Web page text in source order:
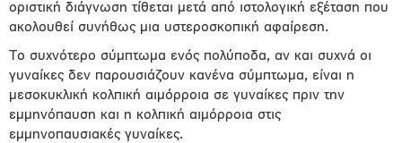
οριστική διάγνωση τίθεται μετά από ιστολογική εξέταση που
ακολουθεί συνήθως μια υστεροσκοπική αφαίρεση.
Το συχνότερο σύμπτωμα ενός πολύποδα, αν και συχνά οι
γυναίκες δεν παρουσιάζουν κανένα σύμπτωμα, είναι η
μεσοκυκλική κολπική αιμόρροια σε γυναίκες πριν την
εμμηνόπαυση και η κολπική αιμόρροια στις
εμμηνοπαυσιακές γυναίκες.